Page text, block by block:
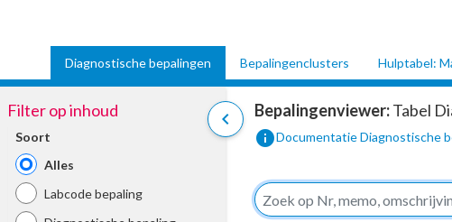
Diagnostische bepalingen Bepalingenclusters Hulptabel:
chevron_left
Filter op inhoud
Soort
Alles
Labcode bepaling
Bepalingenviewer:Tabel
infoDocumentatie Diagnostische